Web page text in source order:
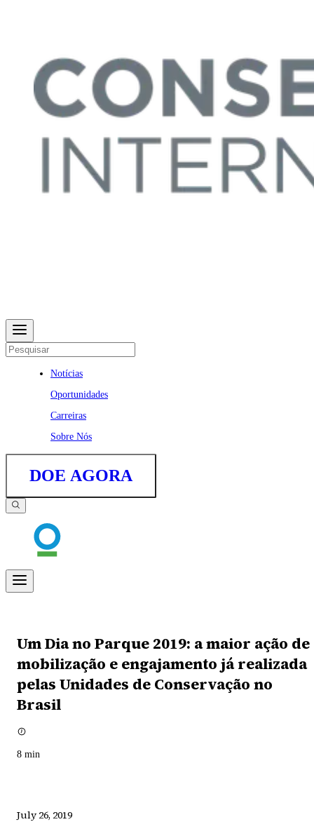
Notícias
Oportunidades
Carreiras
Sobre Nós
DOE AGORA
Um Dia no Parque 2019: ​​​​a maior ação de
mobilização e engajamento já realizada
pelas Unidades de Conservação no
Brasil
8 min
July 26, 2019